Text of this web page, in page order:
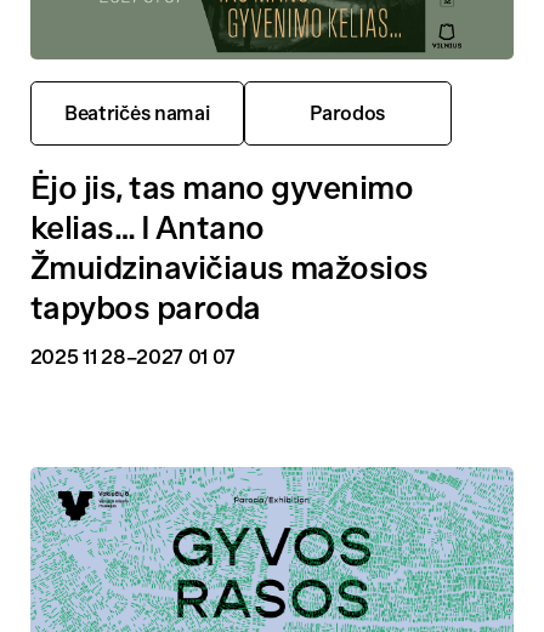
Beatričės namai Parodos
Ėjo jis, tas mano gyvenimo
kelias… I Antano
Žmuidzinavičiaus mažosios
tapybos paroda
2025 11 28–2027 01 07